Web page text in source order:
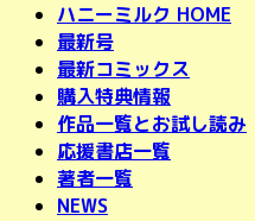
ハニーミルク HOME
最新号
最新コミックス
購入特典情報
作品一覧とお試し読み
応援書店一覧
著者一覧
NEWS